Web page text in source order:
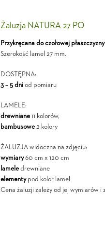
Żaluzja NATURA 27 PO
Przykręcana do czołowej płaszczyzny
Szerokość lamel 27 mm.
DOSTĘPNA:
3 – 5 dni od pomiaru
LAMELE:
drewniane 11 kolorów,
bambusowe 2 kolory
ŻALUZJA widoczna na zdjęciu:
wymiary60 cm x 120 cm
lamele drewniane
elementypod kolor lamel
Cena żaluzji zależy od jej wymiarów i